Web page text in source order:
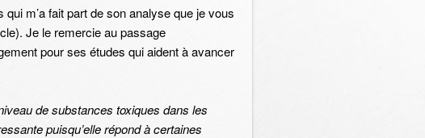
qui m’a fait part de son analyse que je vous
Je le remercie au passage
pour ses études qui aident à avancer
de substances toxiques dans les
puisqu’elle répond à certaines